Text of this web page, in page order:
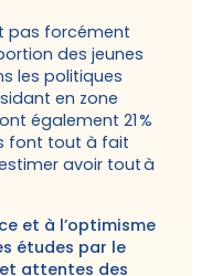
pas forcément
des jeunes
les politiques
en zone
également 21 %
font tout à fait
avoir tout à
et à l’optimisme
études par le
attentes des